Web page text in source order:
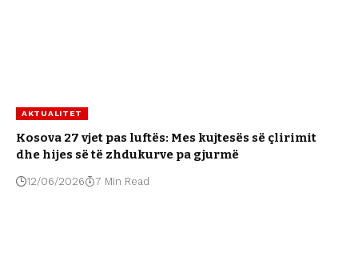
AKTUALITET
Kosova 27 vjet pas luftës: Mes kujtesës së çlirimit
dhe hijes së të zhdukurve pa gjurmë
12/06/2026 7 Min Read